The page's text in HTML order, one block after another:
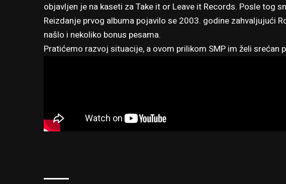
objavljen je na kaseti za Take it or Leave it Records. Posle tog
Reizdanje prvog albuma pojavilo se 2003. godine zahvaljujući
našlo i nekoliko bonus pesama.
Pratićemo razvoj situacije, a ovom prilikom SMP im želi srećan